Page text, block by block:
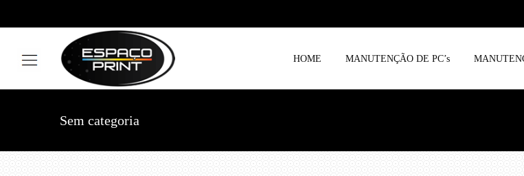
HOME MANUTENÇÃO DE PC’s
Sem categoria